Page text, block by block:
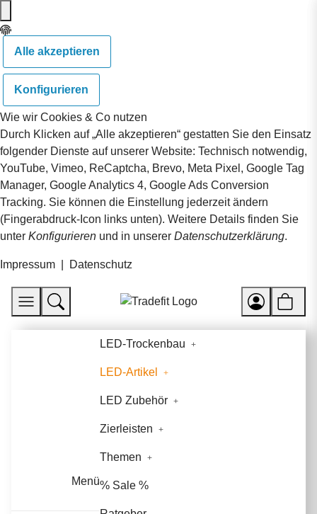
Alle akzeptieren
Konfigurieren
Wie wir Cookies & Co nutzen
Durch Klicken auf „Alle akzeptieren“ gestatten Sie den Einsatz
folgender Dienste auf unserer Website: Technisch notwendig,
YouTube, Vimeo, ReCaptcha, Brevo, Meta Pixel, Google Tag
Manager, Google Analytics 4, Google Ads Conversion
Tracking. Sie können die Einstellung jederzeit ändern
(Fingerabdruck-Icon links unten). Weitere Details finden Sie
unter Konfigurieren und in unserer Datenschutzerklärung.
Impressum Datenschutz
Menü
LED-Trockenbau
LED-Artikel
LED Zubehör
Zierleisten
Themen
% Sale %